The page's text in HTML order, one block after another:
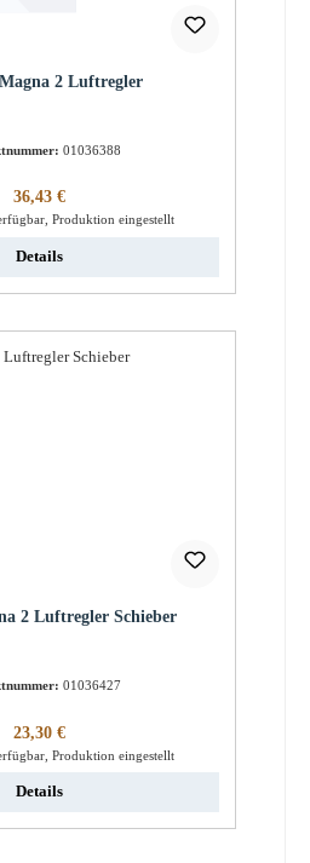
2 Luftregler
01036388
Regulärer Preis:
36,43 €
Produktion eingestellt
Details
2 Luftregler Schieber
01036427
Regulärer Preis:
23,30 €
Produktion eingestellt
Details